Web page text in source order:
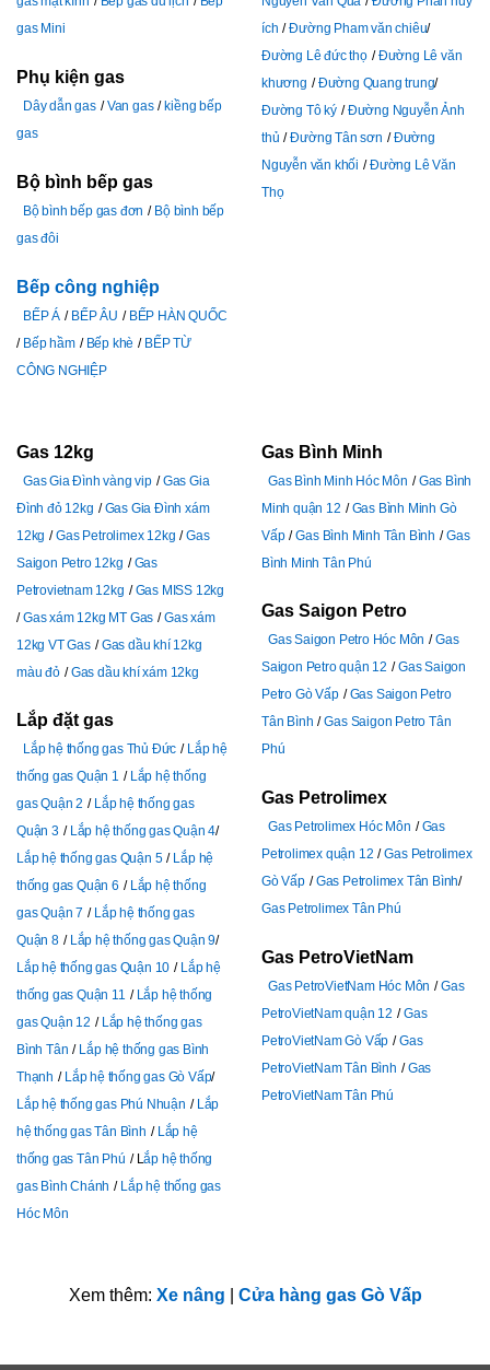
gas Mini
Phụ kiện gas
Dây dẫn gas Van gas
kiềng bếp
gas
Bộ bình bếp gas
Bộ bình bếp gas đơn
Bộ bình bếp
gas đôi
Bếp công nghiệp
BẾP Á BẾP ÂU
BẾP HÀN QUỐC
Bếp hầm
Bếp khè
BẾP TỪ
CÔNG NGHIỆP
ích
Đường Pham văn chiêu
Đường Lê đức thọ
Đường Lê văn
khương
Đường Quang trung
Đường Tô ký
Đường Nguyễn Ảnh
thủ
Đường Tân sơn
Đường
Nguyễn văn khối
Đường Lê Văn
Thọ
Gas 12kg
Gas Gia Đình vàng vip
Gas Gia
Đình đỏ 12kg
Gas Gia Đình xám
12kg
Gas Petrolimex 12kg
Gas
Saigon Petro 12kg
Gas
Petrovietnam 12kg
Gas MISS 12kg
Gas xám 12kg MT Gas
Gas xám
12kg VT Gas
Gas dầu khí 12kg
màu đỏ
Gas dầu khí xám 12kg
Lắp đặt gas
Lắp hệ thống gas Thủ Đức
Lắp hệ
thống gas Quận 1
Lắp hệ thống
gas Quận 2
Lắp hệ thống gas
Quận 3
Lắp hệ thống gas Quận 4
Lắp hệ thống gas Quận 5
Lắp hệ
thống gas Quận 6
Lắp hệ thống
gas Quận 7
Lắp hệ thống gas
Quận 8
Lắp hệ thống gas Quận 9
Lắp hệ thống gas Quận 10
Lắp hệ
thống gas Quận 11
Lắp hệ thống
gas Quận 12
Lắp hệ thống gas
Bình Tân
Lắp hệ thống gas Bình
Thạnh
Lắp hệ thống gas Gò Vấp
Lắp hệ thống gas Phú Nhuận
Lắp
hệ thống gas Tân Bình
Lắp hệ
thống gas Tân Phú
Lắp hệ thống
gas Bình Chánh
Lắp hệ thống gas
Hóc Môn
Gas Bình Minh
Gas Bình Minh Hóc Môn
Gas Bình
Minh quận 12
Gas Bình Minh Gò
Vấp
Gas Bình Minh Tân Bình
Gas
Bình Minh Tân Phú
Gas Saigon Petro
Gas Saigon Petro Hóc Môn
Gas
Saigon Petro quận 12
Gas Saigon
Petro Gò Vấp
Gas Saigon Petro
Tân Bình
Gas Saigon Petro Tân
Phú
Gas Petrolimex
Gas Petrolimex Hóc Môn
Gas
Petrolimex quận 12
Gas Petrolimex
Gò Vấp
Gas Petrolimex Tân Bình
Gas Petrolimex Tân Phú
Gas PetroVietNam
Gas PetroVietNam Hóc Môn
Gas
PetroVietNam quận 12
Gas
PetroVietNam Gò Vấp
Gas
PetroVietNam Tân Bình
Gas
PetroVietNam Tân Phú
Xem thêm: Xe nâng Cửa hàng gas Gò Vấp